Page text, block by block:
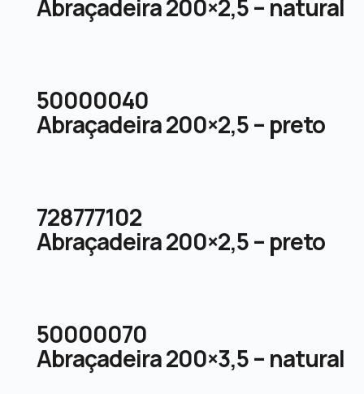
Abraçadeira 200×2,5 – natural
50000040
Abraçadeira 200×2,5 – preto
728777102
Abraçadeira 200×2,5 – preto
50000070
Abraçadeira 200×3,5 – natural